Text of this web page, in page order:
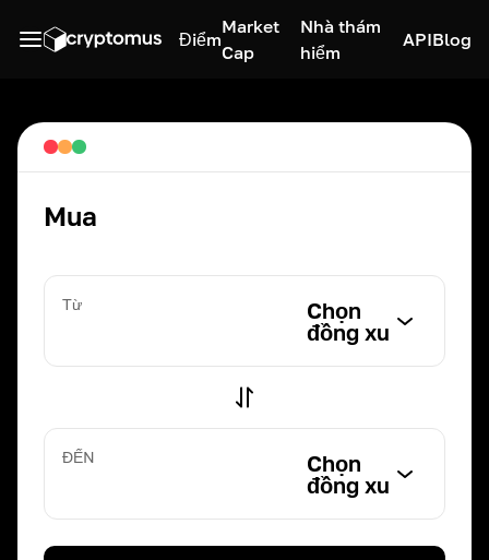
Điểm
Market
Cap
Nhà thám
hiểm
APIBlog
Mua
Từ
Chọn
đồng xu
ĐẾN
Chọn
đồng xu